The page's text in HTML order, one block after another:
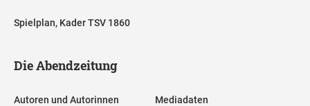
Spielplan, Kader TSV 1860
Die Abendzeitung
Autoren und Autorinnen Mediadaten